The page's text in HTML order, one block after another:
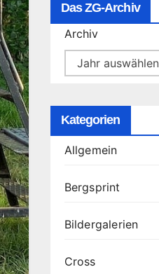
Das ZG-Archiv
Archiv
Kategorien
Allgemein
Bergsprint
Bildergalerien
Cross